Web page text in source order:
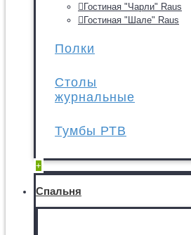
Гостиная "Чарли" Raus
Гостиная "Шале" Raus
Полки
Столы
журнальные
Тумбы РТВ
+
Спальня